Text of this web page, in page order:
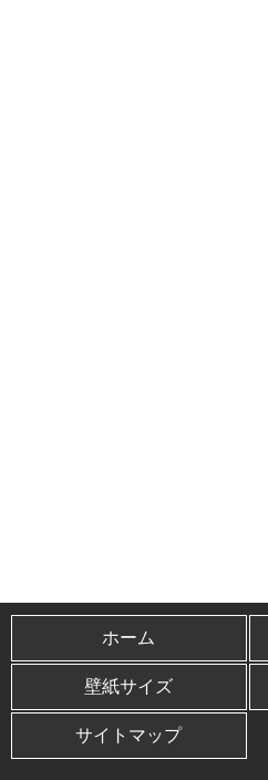
ホーム
壁紙サイズ
サイトマップ